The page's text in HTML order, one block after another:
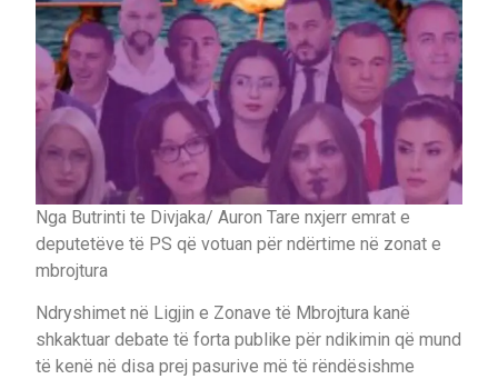
Nga Butrinti te Divjaka/ Auron Tare nxjerr emrat e
deputetëve të PS që votuan për ndërtime në zonat e
mbrojtura
Ndryshimet në Ligjin e Zonave të Mbrojtura kanë
shkaktuar debate të forta publike për ndikimin që mund
të kenë në disa prej pasurive më të rëndësishme